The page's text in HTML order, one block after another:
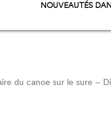
NOUVEAUTÉS
du canoe sur le sure –